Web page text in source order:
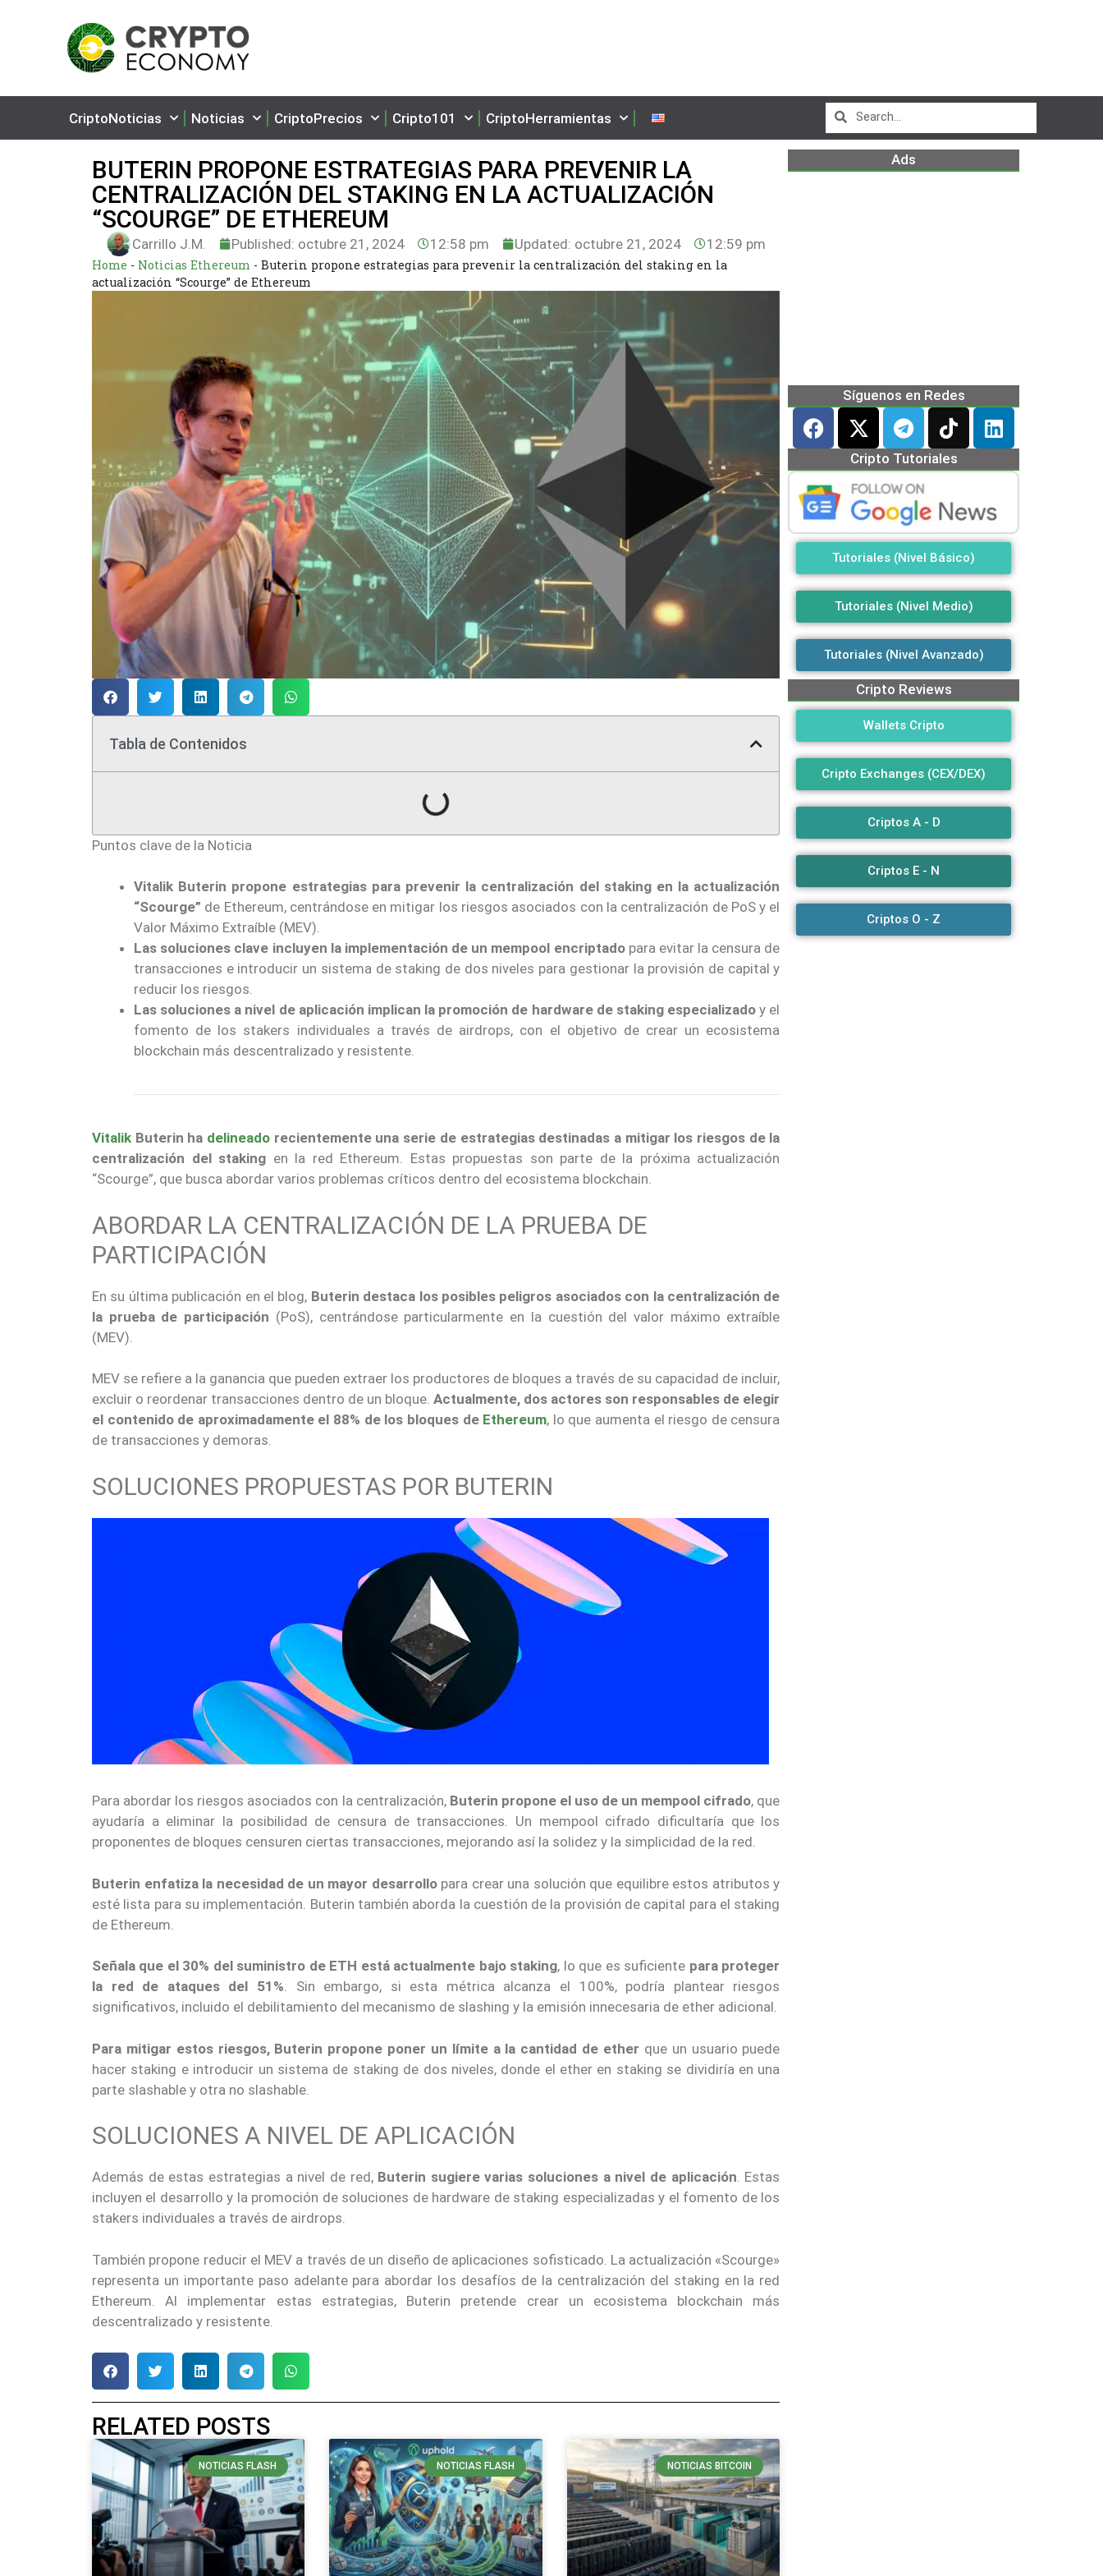
CriptoNoticias Noticias CriptoPrecios Cripto101 CriptoHerramientas
BUTERIN PROPONE ESTRATEGIAS PARA PREVENIR LA
CENTRALIZACIÓN DEL STAKING EN LA ACTUALIZACIÓN
“SCOURGE” DE ETHEREUM
Carrillo J.M. Published: octubre 21, 2024 12:58 pm Updated: octubre 21, 2024 12:59 pm
Home - Noticias Ethereum - Buterin propone estrategias para prevenir la centralización del staking en la
actualización “Scourge” de Ethereum
Tabla de Contenidos
Puntos clave de la Noticia
Vitalik Buterin propone estrategias para prevenir la centralización del staking en la actualización
“Scourge” de Ethereum, centrándose en mitigar los riesgos asociados con la centralización de PoS y el
Valor Máximo Extraíble (MEV).
Las soluciones clave incluyen la implementación de un mempool encriptadopara evitar la censura de
transacciones e introducir un sistema de staking de dos niveles para gestionar la provisión de capital y
reducir los riesgos.
Las soluciones a nivel de aplicación implican la promoción de hardware de staking especializado y el
fomento de los stakers individuales a través de airdrops, con el objetivo de crear un ecosistema
blockchain más descentralizado y resistente.
Vitalik Buterin ha delineado recientemente una serie de estrategias destinadas a mitigar los riesgos de la
centralización del staking en la red Ethereum. Estas propuestas son parte de la próxima actualización
“Scourge”, que busca abordar varios problemas críticos dentro del ecosistema blockchain.
ABORDAR LA CENTRALIZACIÓN DE LA PRUEBA DE
PARTICIPACIÓN
En su última publicación en el blog, Buterin destaca los posibles peligros asociados con la centralización de
la prueba de participación (PoS), centrándose particularmente en la cuestión del valor máximo extraíble
(MEV).
MEV se refiere a la ganancia que pueden extraer los productores de bloques a través de su capacidad de incluir,
excluir o reordenar transacciones dentro de un bloque.Actualmente, dos actores son responsables de elegir
el contenido de aproximadamente el 88% de los bloques de Ethereum, lo que aumenta el riesgo de censura
de transacciones y demoras.
SOLUCIONES PROPUESTAS POR BUTERIN
Para abordar los riesgos asociados con la centralización, Buterin propone el uso de un mempool cifrado, que
ayudaría a eliminar la posibilidad de censura de transacciones. Un mempool cifrado dificultaría que los
proponentes de bloques censuren ciertas transacciones, mejorando así la solidez y la simplicidad de la red.
Buterin enfatiza la necesidad de un mayor desarrollopara crear una solución que equilibre estos atributos y
esté lista para su implementación. Buterin también aborda la cuestión de la provisión de capital para el staking
de Ethereum.
Señala que el 30% del suministro de ETH está actualmente bajo staking, lo que es suficiente para proteger
la red de ataques del 51%. Sin embargo, si esta métrica alcanza el 100%, podría plantear riesgos
significativos, incluido el debilitamiento del mecanismo de slashing y la emisión innecesaria de ether adicional.
Para mitigar estos riesgos, Buterin propone poner un límite a la cantidad de ether que un usuario puede
hacer staking e introducir un sistema de staking de dos niveles, donde el ether en staking se dividiría en una
parte slashable y otra no slashable.
SOLUCIONES A NIVEL DE APLICACIÓN
Además de estas estrategias a nivel de red,Buterin sugiere varias soluciones a nivel de aplicación. Estas
incluyen el desarrollo y la promoción de soluciones de hardware de staking especializadas y el fomento de los
stakers individuales a través de airdrops.
También propone reducir el MEV a través de un diseño de aplicaciones sofisticado. La actualización «Scourge»
representa un importante paso adelante para abordar los desafíos de la centralización del staking en la red
Ethereum. Al implementar estas estrategias, Buterin pretende crear un ecosistema blockchain más
descentralizado y resistente.
RELATED POSTS
NOTICIAS FLASH NOTICIAS FLASH NOTICIAS BITCOIN
Ads
Síguenos en Redes
Cripto Tutoriales
Tutoriales (Nivel Básico)
Tutoriales (Nivel Medio)
Tutoriales (Nivel Avanzado)
Cripto Reviews
Wallets Cripto
Cripto Exchanges (CEX/DEX)
Criptos A - D
Criptos E - N
Criptos O - Z